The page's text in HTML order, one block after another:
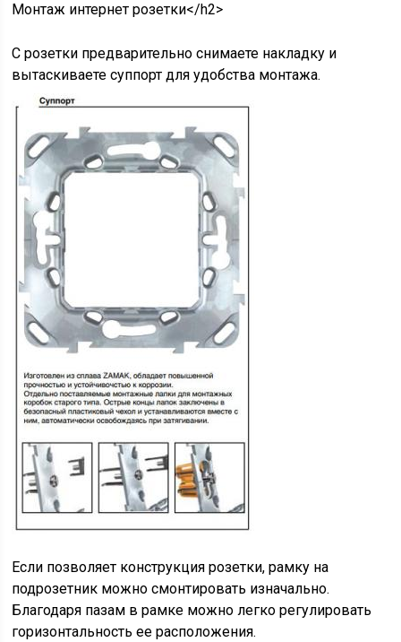
Монтаж интернет розетки</h2>
С розетки предварительно снимаете накладку и
вытаскиваете суппорт для удобства монтажа.
Если позволяет конструкция розетки, рамку на
подрозетник можно смонтировать изначально.
Благодаря пазам в рамке можно легко регулировать
горизонтальность ее расположения.